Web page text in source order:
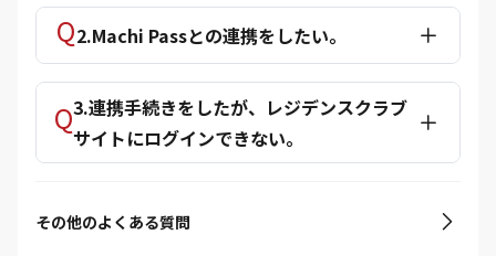
2.Machi Passとの連携をしたい。
3.連携手続きをしたが、レジデンスクラブ
サイトにログインできない。
その他のよくある質問